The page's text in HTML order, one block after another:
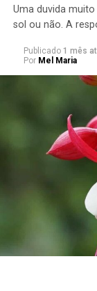
Uma duvida
sol ou não. A
Publicado 1 mês
Por Mel Maria